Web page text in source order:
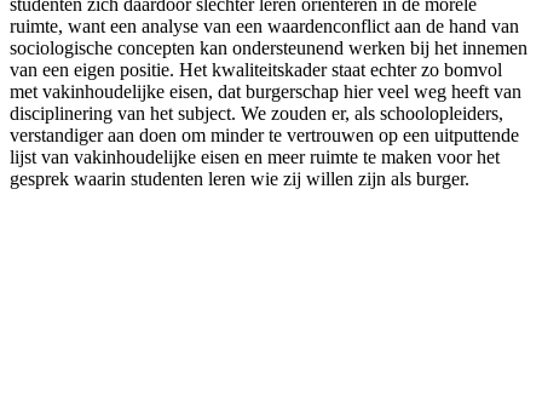
studenten zich daardoor slechter leren oriënteren in de morele
ruimte, want een analyse van een waardenconflict aan de hand van
sociologische concepten kan ondersteunend werken bij het innemen
van een eigen positie. Het kwaliteitskader staat echter zo bomvol
met vakinhoudelijke eisen, dat burgerschap hier veel weg heeft van
disciplinering van het subject. We zouden er, als schoolopleiders,
verstandiger aan doen om minder te vertrouwen op een uitputtende
lijst van vakinhoudelijke eisen en meer ruimte te maken voor het
gesprek waarin studenten leren wie zij willen zijn als burger.